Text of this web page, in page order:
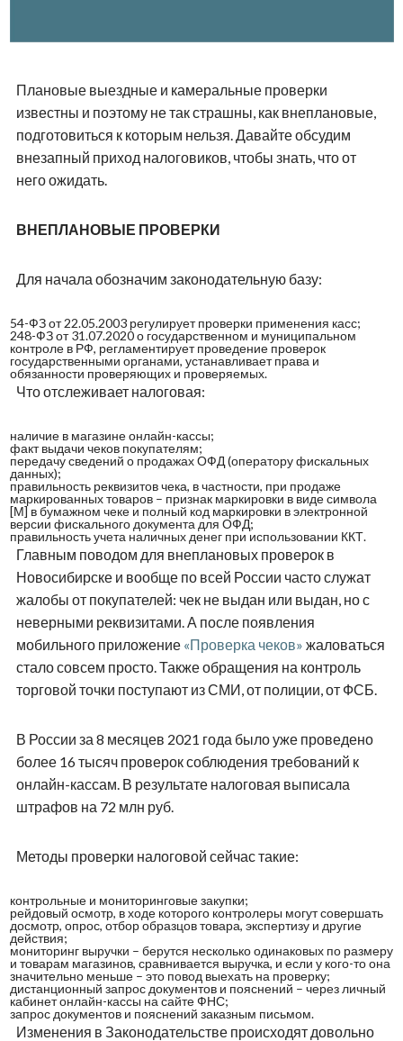
Плановые выездные и камеральные проверки
известны и поэтому не так страшны, как внеплановые,
подготовиться к которым нельзя. Давайте обсудим
внезапный приход налоговиков, чтобы знать, что от
него ожидать.
ВНЕПЛАНОВЫЕ ПРОВЕРКИ
Для начала обозначим законодательную базу:
54-ФЗ от 22.05.2003 регулирует проверки применения касс;
248-ФЗ от 31.07.2020 о государственном и муниципальном
контроле в РФ, регламентирует проведение проверок
государственными органами, устанавливает права и
обязанности проверяющих и проверяемых.
Что отслеживает налоговая:
наличие в магазине онлайн-кассы;
факт выдачи чеков покупателям;
передачу сведений о продажах ОФД (оператору фискальных
данных);
правильность реквизитов чека, в частности, при продаже
маркированных товаров – признак маркировки в виде символа
[М] в бумажном чеке и полный код маркировки в электронной
версии фискального документа для ОФД;
правильность учета наличных денег при использовании ККТ.
Главным поводом для внеплановых проверок в
Новосибирске и вообще по всей России часто служат
жалобы от покупателей: чек не выдан или выдан, но с
неверными реквизитами. А после появления
мобильного приложение «Проверка чеков» жаловаться
стало совсем просто. Также обращения на контроль
торговой точки поступают из СМИ, от полиции, от ФСБ.
В России за 8 месяцев 2021 года было уже проведено
более 16 тысяч проверок соблюдения требований к
онлайн-кассам. В результате налоговая выписала
штрафов на 72 млн руб.
Методы проверки налоговой сейчас такие:
контрольные и мониторинговые закупки;
рейдовый осмотр, в ходе которого контролеры могут совершать
досмотр, опрос, отбор образцов товара, экспертизу и другие
действия;
мониторинг выручки – берутся несколько одинаковых по размеру
и товарам магазинов, сравнивается выручка, и если у кого-то она
значительно меньше – это повод выехать на проверку;
дистанционный запрос документов и пояснений – через личный
кабинет онлайн-кассы на сайте ФНС;
запрос документов и пояснений заказным письмом.
Изменения в Законодательстве происходят довольно